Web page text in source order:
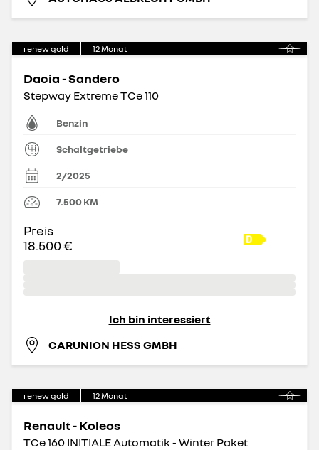
renew gold 12Monat
Dacia - Sandero
Stepway Extreme TCe 110
Benzin
Schaltgetriebe
2/2025
7.500KM
Preis
18.500 €
Ich bin interessiert
CARUNION HESS GMBH
renew gold 12Monat
Renault - Koleos
TCe 160 INITIALE Automatik - Winter Paket